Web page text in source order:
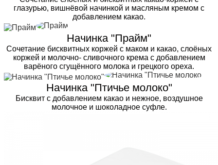
глазурью, вишнёвой начинкой и масляным кремом с
добавлением какао.
Начинка "Прайм"
Сочетание бисквитных коржей с маком и какао, слоёных
коржей и молочно- сливочного крема с добавлением
варёного сгущённого молока и грецкого ореха.
Начинка "Птичье молоко"
Бисквит с добавлением какао и нежное, воздушное
молочное и шоколадное суфле.